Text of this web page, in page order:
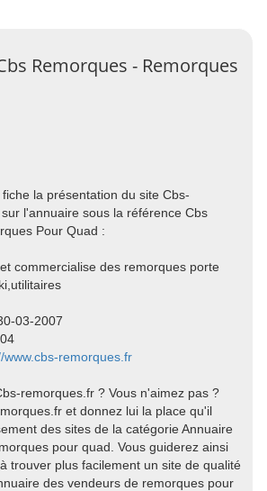
Remorques - Remorques
la présentation du site Cbs-
l'annuaire sous la référence Cbs
Pour Quad :
commercialise des remorques porte
03-2007
www.cbs-remorques.fr
remorques.fr ? Vous n'aimez pas ?
et donnez lui la place qu'il
des sites de la catégorie Annuaire
pour quad. Vous guiderez ainsi
trouver plus facilement un site de qualité
des vendeurs de remorques pour